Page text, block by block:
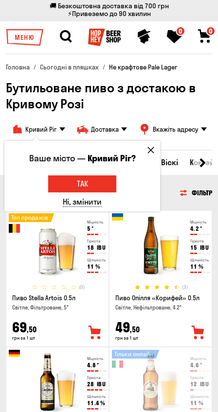
🚚 Безкоштовна доставка від 700 грн
⚡Привеземо до 90 хвилин
МЕНЮ
0 0
Головна Сьогодні в пляшках Не крафтове Pale Lager
Бутильоване пиво з достакою в
Кривому Розі
Кривий Ріг Доставка Вкажіть адресу
Всі товари Пиво Сидр Вино Віскі
ФІЛЬТР
Міцність
5 °
Гіркота
18 IBU
Щільність
11 %
(0)
Топ продажів
Пиво Stella Artois 0.5л
Світле, Фільтроване, 5°
69,50
грн за 1 шт
Міцність
4.2 °
Гіркота
15 IBU
Щільність
11 %
(3)
Пиво Опілля «Корифей» 0.5л
Світле, Нефільтроване, 4.2°
49,50
грн за 1 шт
Міцність
4.8 °
Гіркота
28 IBU
Щільність
11.4%
Міцність
4.6 °
Гіркота
12 IBU
Щільність
11 %
Тільки онлайн
Ваше місто —Кривий Ріг?
ТАК
Ні, змінити